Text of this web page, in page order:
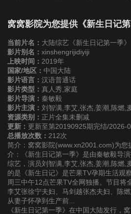
第20190731期 第20190807
第20190821期 第20190828期
第20190911期
窝窝影院为您提供《新生日记
当前片名： 大陆综艺《新生日记第一季》
影片别名： xinshengrijidiyiji
上映时间： 2019年
国家/地区： 中国大陆
影片语言： 汉语普通话
影片类型： 真人秀,家庭
影片导演： 秦敏毅
影片主演： 刘智满,李艾,张杰,姜潮,陈燃,
资源类别： 正片全集未删减
更新： 更新至第20190925期完结/2026-
总播放次数： 212次
简介：窝窝影院(www.xn2001.com)为您
介：《新生日记第一季》是由秦敏毅导
综艺，演员刘智满,李艾,张杰,姜潮,陈燃,
的是《新生日记》是芒果TV孕期生活观
周三中午12点芒果TV全网独播。节目将
李艾张徐宁夫妇、马剑越张杰夫妇、陈
从妻子怀孕到生产前...
《新生日记第一季》在中国大陆发行，